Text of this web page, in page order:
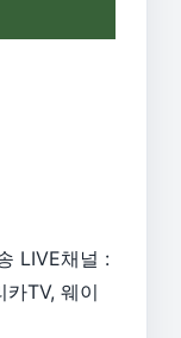
LIVE채널 :
카TV, 웨이